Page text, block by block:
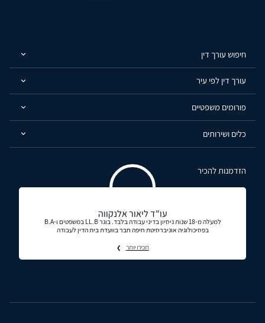
חיפוש עורך דין
עורך דין לפי עיר
פורומים משפטיים
כלים ושירותים
הזדמנות להכיר
עו"ד ליאור אלנקווה
למעלה מ-18 שנות ניסיון בדיני עבודה בלבד. בוגר LL.B במשפטים ו-B.A
בפסיכולוגיה אוניברסיטת חיפה חבר בוועדת בית הדין לעבודה
תכירו יותר